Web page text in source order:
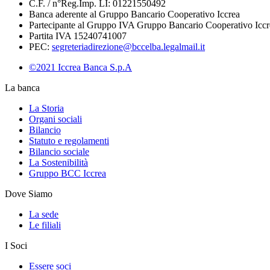
C.F. / n°Reg.Imp. LI: 01221550492
Banca aderente al Gruppo Bancario Cooperativo Iccrea
Partecipante al Gruppo IVA Gruppo Bancario Cooperativo
Partita IVA 15240741007
PEC: segreteriadirezione@bccelba.legalmail.it
©2021 Iccrea Banca S.p.A
La banca
La Storia
Organi sociali
Bilancio
Statuto e regolamenti
Bilancio sociale
La Sostenibilità
Gruppo BCC Iccrea
Dove Siamo
La sede
Le filiali
I Soci
Essere soci